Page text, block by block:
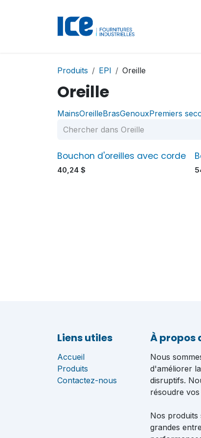
Produits EPI Oreille
Oreille
MainsOreilleBrasGenouxPremiers
Bouchon d'oreilles avec corde
40,24 $
Liens utiles
Accueil
Produits
Contactez-nous
À propos
Nous
d'améliorer
disruptifs.
résoudre
Nos produits
grandes